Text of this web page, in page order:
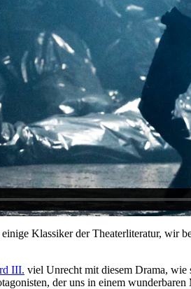
einige Klassiker der Theaterliteratur, wir
III. viel Unrecht mit diesem Drama, wie
der uns in einem